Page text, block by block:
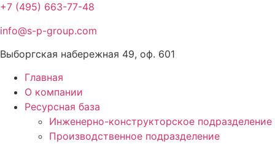
+7 (495) 663-77-48
info@s-p-group.com
Выборгская набережная 49, оф. 601
Главная
О компании
Ресурсная база
Инженерно-конструкторское подразделение
Производственное подразделение